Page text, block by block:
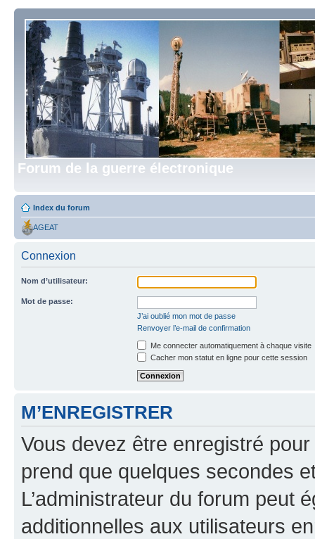
Forum de la guerre électronique
Index du forum
AGEAT
Connexion
Nom d’utilisateur:
Mot de passe:
J’ai oublié mon mot de passe
Renvoyer l’e-mail de confirmation
Me connecter automatiquement à chaque visite
Cacher mon statut en ligne pour cette session
M’ENREGISTRER
Vous devez être enregistré
prend que quelques secondes
L’administrateur du forum peut
additionnelles aux utilisateurs